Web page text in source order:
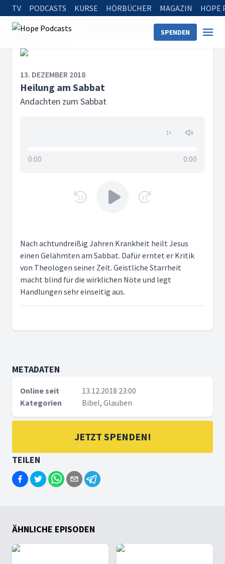
TV PODCASTS KURSE HÖRBÜCHER MAGAZIN HOPE
SPENDEN
Startseite
Andachten zum Sabbat
Heilung am Sabbat
13. DEZEMBER 2018
Heilung am Sabbat
Andachten zum Sabbat
1×
0:00 0:00
15 30
Nach achtundreißig Jahren Krankheit heilt Jesus
einen Gelähmten am Sabbat. Dafür erntet er Kritik
von Theologen seiner Zeit. Geistliche Starrheit
macht blind für die wirklichen Nöte und legt
Handlungen sehr einseitig aus.
METADATEN
Online seit
13.12.2018 23:00
Kategorien
Bibel, Glauben
JETZT SPENDEN!
TEILEN
ÄHNLICHE EPISODEN